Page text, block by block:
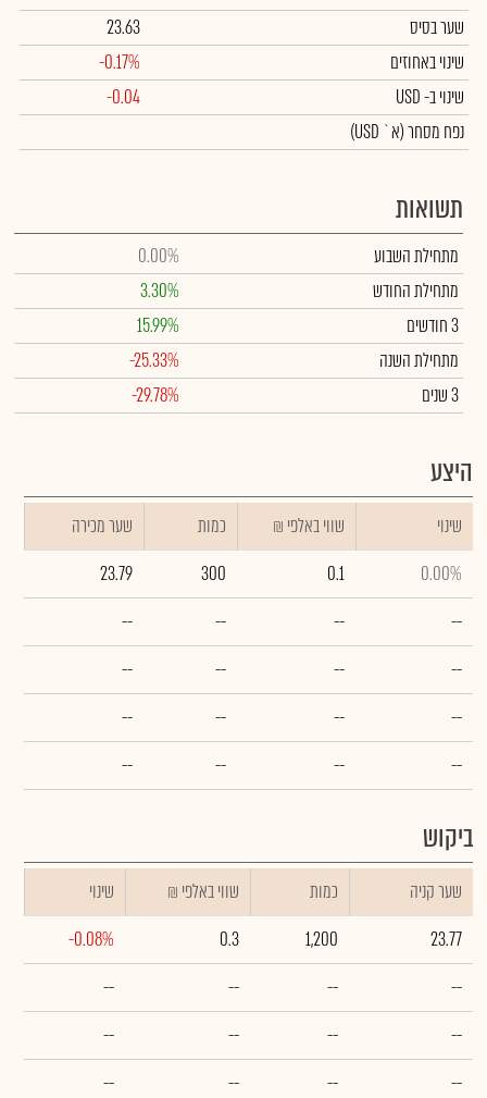
שער בסיס
23.63
שינוי באחוזים
-0.17%
שינויב- USD
-0.04
נפח מסחר(א` USD)
תשואות
מתחילת השבוע
0.00%
מתחילת החודש
3.30%
3 חודשים
15.99%
מתחילת השנה
-25.33%
3 שנים
-29.78%
היצע
שינוי ₪ שווי באלפי כמות
שער מכירה
0.00%
0.1
300
23.79
--
--
--
--
--
--
--
--
--
--
--
--
--
--
--
--
ביקוש
שער קניה כמות ₪ שווי באלפי
שינוי
23.77
1,200
0.3
-0.08%
--
--
--
--
--
--
--
--
--
--
--
--